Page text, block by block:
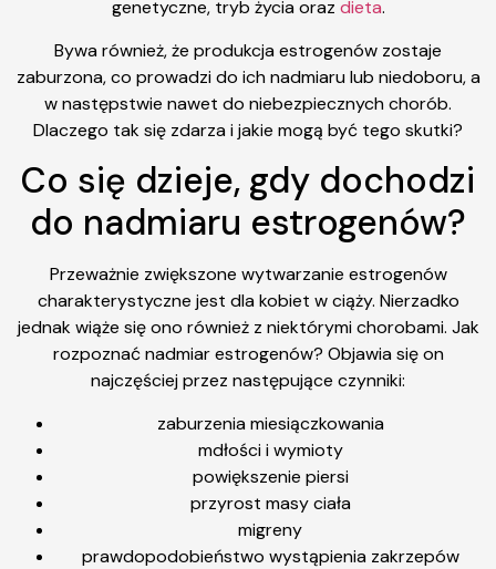
genetyczne, tryb życia oraz dieta.
Bywa również, że produkcja estrogenów zostaje
zaburzona, co prowadzi do ich nadmiaru lub niedoboru, a
w następstwie nawet do niebezpiecznych chorób.
Dlaczego tak się zdarza i jakie mogą być tego skutki?
Co się dzieje, gdy dochodzi
do nadmiaru estrogenów?
Przeważnie zwiększone wytwarzanie estrogenów
charakterystyczne jest dla kobiet w ciąży. Nierzadko
jednak wiąże się ono również z niektórymi chorobami. Jak
rozpoznać nadmiar estrogenów? Objawia się on
najczęściej przez następujące czynniki:
zaburzenia miesiączkowania
mdłości i wymioty
powiększenie piersi
przyrost masy ciała
migreny
prawdopodobieństwo wystąpienia zakrzepów